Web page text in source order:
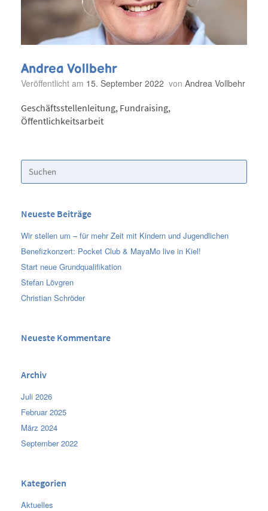
Andrea Vollbehr
Veröffentlicht am 15. September 2022 von Andrea Vollbehr
Geschäftsstellenleitung, Fundraising,
Öffentlichkeitsarbeit
Suchen
nach:
Neueste Beiträge
Wir stellen um – für mehr Zeit mit Kindern und Jugendlichen
Benefizkonzert: Pocket Club & MayaMo live in Kiel!
Start neue Grundqualifikation
Stefan Lövgren
Christian Schröder
Neueste Kommentare
Archiv
Juli 2026
Februar 2025
März 2024
September 2022
Kategorien
Aktuelles